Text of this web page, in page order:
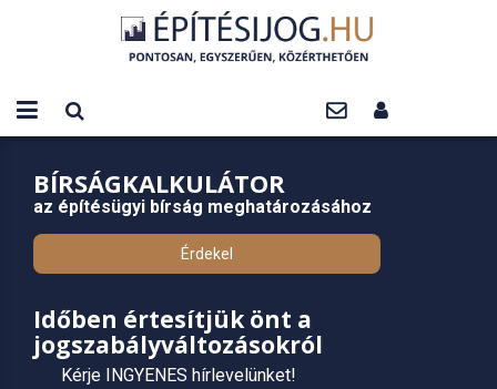
BÍRSÁGKALKULÁTOR
az építésügyi bírság meghatározásához
Érdekel
Időben értesítjük önt a
jogszabályváltozásokról
Kérje INGYENES hírlevelünket!